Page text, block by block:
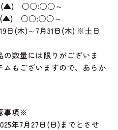
○○:○○～
○○:○○～
日(木)～7月31日(木) ※土日
数量には限りがございま
もございますので、あらか
事項※
年7月27日(日)までとさせ